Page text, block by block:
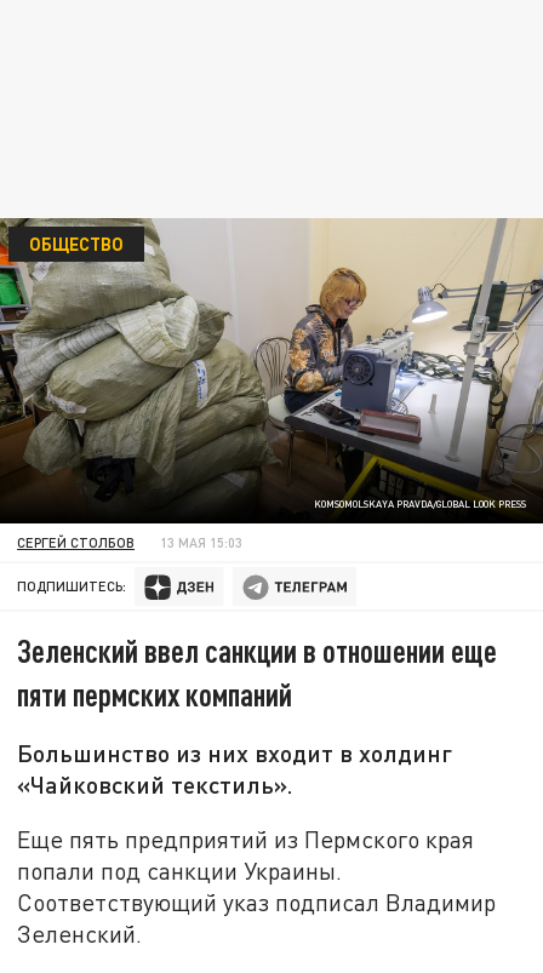
KOMSOMOLSKAYA PRAVDA/GLOBAL LOOK PRESS
ОБЩЕСТВО
СЕРГЕЙ СТОЛБОВ 13 МАЯ 15:03
ПОДПИШИТЕСЬ:
Зеленский ввел санкции в отношении еще
пяти пермских компаний
Большинство из них входит в холдинг
«Чайковский текстиль».
Еще пять предприятий из Пермского края
попали под санкции Украины.
Соответствующий указ подписал Владимир
Зеленский.